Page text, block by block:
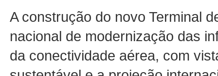
A construção do novo Terminal
nacional de modernização das
da conectividade aérea, com